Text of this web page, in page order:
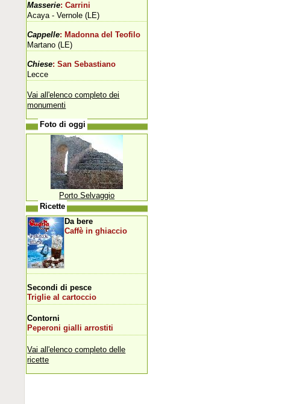
Masserie: Carrini
Acaya - Vernole (LE)
Cappelle: Madonna del Teofilo
Martano (LE)
Chiese: San Sebastiano
Lecce
Vai all'elenco completo dei
monumenti
Foto di oggi
Porto Selvaggio
Ricette
Da bere
Caffè in ghiaccio
Secondi di pesce
Triglie al cartoccio
Contorni
Peperoni gialli arrostiti
Vai all'elenco completo delle
ricette